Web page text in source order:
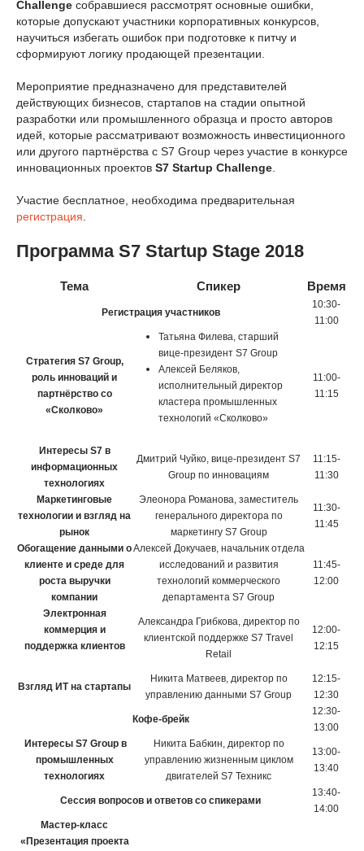
Challenge собравшиеся рассмотрят основные ошибки,
которые допускают участники корпоративных конкурсов,
научиться избегать ошибок при подготовке к питчу и
сформируют логику продающей презентации.
Мероприятие предназначено для представителей
действующих бизнесов, стартапов на стадии опытной
разработки или промышленного образца и просто авторов
идей, которые рассматривают возможность инвестиционного
или другого партнёрства с S7 Group через участие в конкурсе
инновационных проектов S7 Startup Challenge
Участие бесплатное, необходима предварительная
регистрация
Программа S7 Startup Stage 2018
Тема Спикер Время
Регистрация участников
10:30-
11:00
Стратегия S7 Group,
роль инноваций и
партнёрство со
«Сколково»
Татьяна Филева, старший
вице-президент S7 Group
Алексей Беляков,
исполнительный директор
кластера промышленных
технологий «Сколково»
11:00-
11:15
Интересы S7 в
информационных
технологиях
Дмитрий Чуйко, вице-президент S7
Group по инновациям
11:15-
11:30
Маркетинговые
технологии и взгляд на
рынок
Элеонора Романова, заместитель
генерального директора по
маркетингу S7 Group
11:30-
11:45
Обогащение данными о
клиенте и среде для
роста выручки
компании
Алексей Докучаев, начальник отдела
исследований и развития
технологий коммерческого
департамента S7 Group
11:45-
12:00
Электронная
коммерция и
поддержка клиентов
Александра Грибкова, директор по
клиентской поддержке S7 Travel
Retail
12:00-
12:15
Взгляд ИТ на стартапы
Никита Матвеев, директор по
управлению данными S7 Group
12:15-
12:30
Кофе-брейк
12:30-
13:00
Интересы S7 Group в
промышленных
технологиях
Никита Бабкин, директор по
управлению жизненным циклом
двигателей S7 Техникс
13:00-
13:40
Сессия вопросов и ответов со спикерами
13:40-
14:00
Мастер-класс
«Презентация проекта